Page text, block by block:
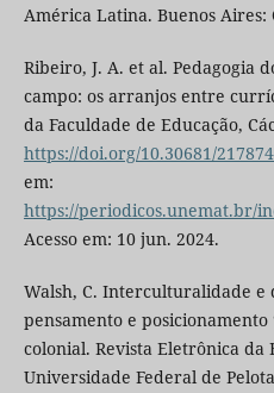
América Latina. Buenos Aires:
Ribeiro, J. A. et al. Pedagogia
campo: os arranjos entre
da Faculdade de Educação,
https://doi.org/10.30681/
em:
https://periodicos.unemat.br/
Acesso em: 10 jun. 2024.
Walsh, C. Interculturalidade
pensamento e
colonial. Revista Eletrônica da
Universidade Federal de